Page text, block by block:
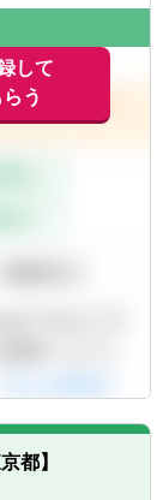
進、グループ重
解決策検討・監
的役割を担う
も期待
る決算・会計
して
う
都】